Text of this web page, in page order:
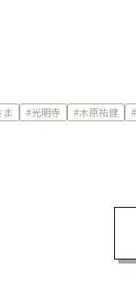
光明寺 木原祐健